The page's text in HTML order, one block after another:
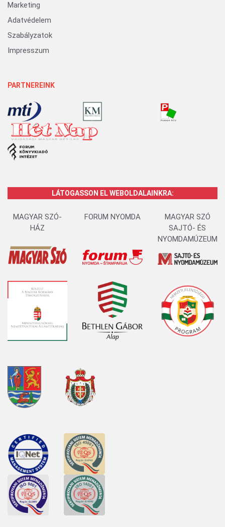
Marketing
Adatvédelem
Szabályzatok
Impresszum
PARTNEREINK
LÁTOGASSON EL WEBOLDALAINKRA:
MAGYAR SZÓ-
HÁZ
FORUM NYOMDA
MAGYAR SZÓ
SAJTÓ- ÉS
NYOMDAMÚZEUM